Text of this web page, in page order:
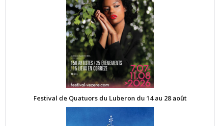
Festival de Quatuors du Luberon du 14 au 28 août